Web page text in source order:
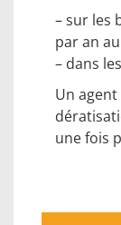
– sur les
par an
– dans
Un
une fois